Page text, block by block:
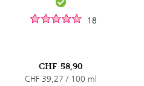
18
CHF 58,90
CHF 39,27 / 100 ml